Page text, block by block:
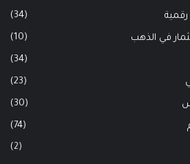
(34)
في الذهب (10)
(34)
(23)
(30)
(74)
(2)